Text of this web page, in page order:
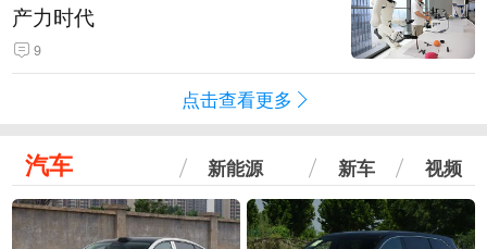
产力时代
9
点击查看更多
汽车 新能源 新车 视频